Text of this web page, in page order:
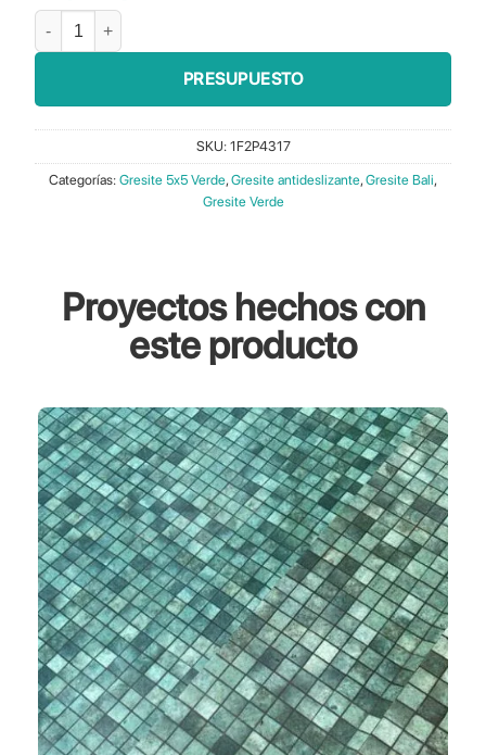
Bali Green cantidad
PRESUPUESTO
SKU: 1F2P4317
Categorías: Gresite 5x5 Verde, Gresite antideslizante, Gresite Bali,
Gresite Verde
Proyectos hechos con
este producto